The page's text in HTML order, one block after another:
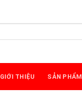
GIỚI THIỆU SẢN PHẨM